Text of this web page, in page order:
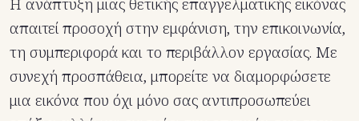
Η ανάπτυξη μιας θετικής επαγγελματικής εικόνας
απαιτεί προσοχή στην εμφάνιση, την επικοινωνία,
τη συμπεριφορά και το περιβάλλον εργασίας. Με
συνεχή προσπάθεια, μπορείτε να διαμορφώσετε
μια εικόνα που όχι μόνο σας αντιπροσωπεύει